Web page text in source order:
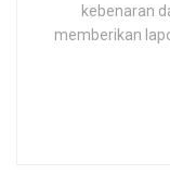
kebenaran
memberikan